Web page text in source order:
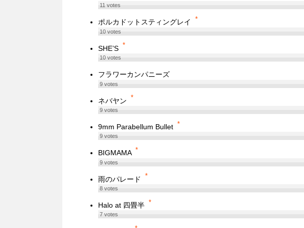
11votes
ポルカドットスティングレイ *
10votes
SHE’S *
10votes
フラワーカンパニーズ
9votes
ネバヤン *
9votes
9mm Parabellum Bullet *
9votes
BIGMAMA *
9votes
雨のパレード *
8votes
Halo at 四畳半 *
7votes